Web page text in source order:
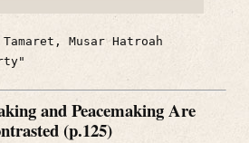
Tamaret, Musar Hatroah
and Peacemaking Are
(p.125)